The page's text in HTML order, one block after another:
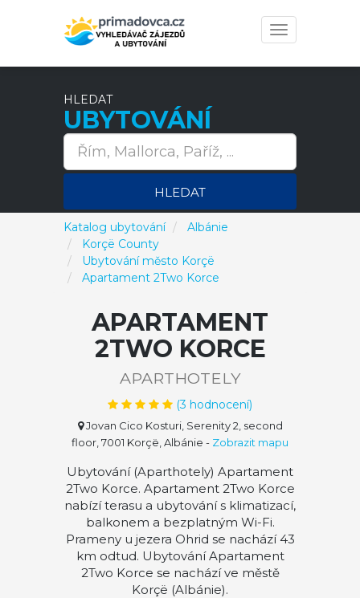
Toggle
navigation
HLEDAT
UBYTOVÁNÍ
HLEDAT
Katalog ubytování
Albánie
Korçë County
Ubytování město Korçë
Apartament 2Two Korce
APARTAMENT
2TWO KORCE
APARTHOTELY
(3 hodnocení)
Jovan Cico Kosturi, Serenity 2, second
floor, 7001 Korçë, Albánie - Zobrazit mapu
Ubytování (Aparthotely) Apartament
2Two Korce. Apartament 2Two Korce
nabízí terasu a ubytování s klimatizací,
balkonem a bezplatným Wi-Fi.
Prameny u jezera Ohrid se nachází 43
km odtud. Ubytování Apartament
2Two Korce se nachází ve městě
Korçë (Albánie).